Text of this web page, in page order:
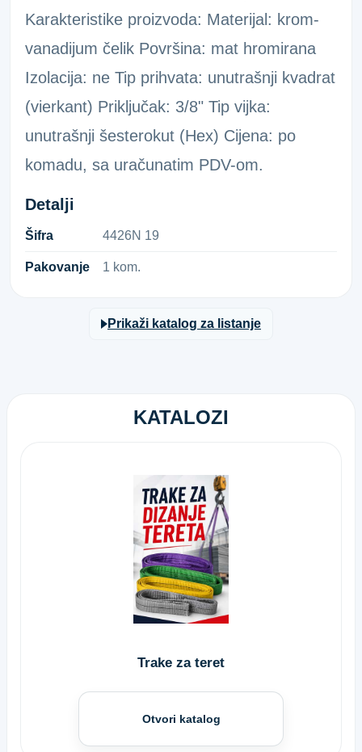
Karakteristike proizvoda: Materijal: krom-
vanadijum čelik Površina: mat hromirana
Izolacija: ne Tip prihvata: unutrašnji kvadrat
(vierkant) Priključak: 3/8" Tip vijka:
unutrašnji šesterokut (Hex) Cijena: po
komadu, sa uračunatim PDV-om.
Detalji
Šifra 4​4​2​6​N​ ​1​9​
Pakovanje 1 kom.
Prikaži katalog za listanje
KATALOZI
Trake za teret
Otvori katalog